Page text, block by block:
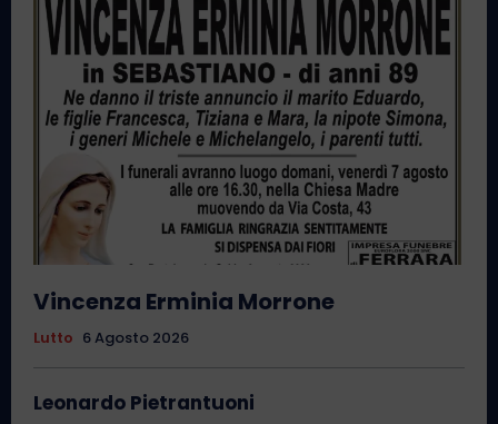
Vincenza Erminia Morrone
Lutto 6 Agosto 2026
Leonardo Pietrantuoni